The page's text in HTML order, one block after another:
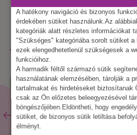
KAPCSOLÓDÓ
TERMÉKEK
A hatékony navigáció és bizonyos
érdekében sütiket használunk.Az
kategóriák alatt részletes információkat
"Szükséges" kategóriába sorolt sütiket a
ezek elengedhetetlenül szükségesek a
funkcióihoz.
A harmadik féltől származó sütik
használatának elemzésében, tárolják a
tartalmakat és hirdetéseket biztosítanak
csak az Ön előzetes beleegyezésével
böngészőjében.Eldöntheti, hogy
sütiket, de bizonyos sütik letiltása
élményt.